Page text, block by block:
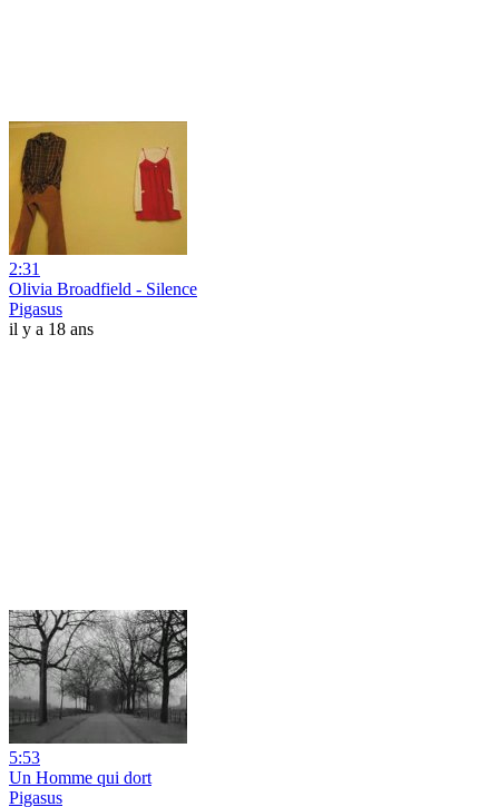
2:31
Olivia Broadfield - Silence
Pigasus
il y a 18 ans
5:53
Un Homme qui dort
Pigasus